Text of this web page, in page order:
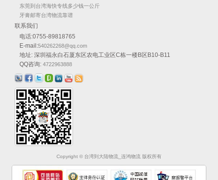
东莞到台湾海快专线多少钱一公斤
牙膏邮寄台湾物流靠谱
联系我们
电话:0755-89818765
E-mail:540262268@qq.com
地址: 深圳福永白石厦东区农电工业区C栋一楼B区B10-B11
QQ咨询: 4722963888
Copyright © 台湾到大陆物流_连鸿物流 版权所有